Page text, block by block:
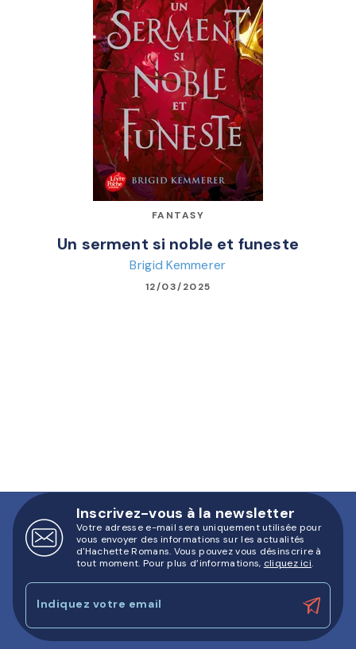
FANTASY
Un serment si noble et funeste
Brigid Kemmerer
12/03/2025
Inscrivez-vous à la newsletter
Votre adresse e-mail sera uniquement utilisée pour
vous envoyer des informations sur les actualités
d'Hachette Romans. Vous pouvez vous désinscrire à
tout moment. Pour plus d’informations, cliquez ici.
Indiquez votre email